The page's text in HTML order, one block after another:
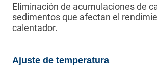
Eliminación de acumulaciones de
sedimentos que afectan el
calentador.
Ajuste de temperatura